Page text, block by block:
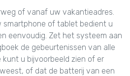
of vanaf uw vakantieadres.
smartphone of tablet bedient u
eenvoudig. Zet het systeem aan
de gebeurtenissen van alle
kunt u bijvoorbeeld zien of er
of dat de batterij van een